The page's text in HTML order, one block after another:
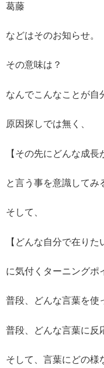
葛藤
などはそのお知らせ。
その意味は？
なんでこんなことが自
原因探しでは無く、
【その先にどんな成長
と言う事を意識してみ
そして、
【どんな自分で在りた
に気付くターニングポ
普段、どんな言葉を使
普段、どんな言葉に反
そして、言葉にどの様